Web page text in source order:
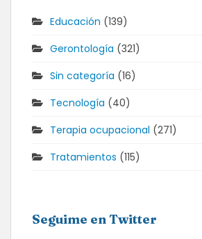
Educación (139)
Gerontología (321)
Sin categoría (16)
Tecnología (40)
Terapia ocupacional (271)
Tratamientos (115)
Seguime en Twitter